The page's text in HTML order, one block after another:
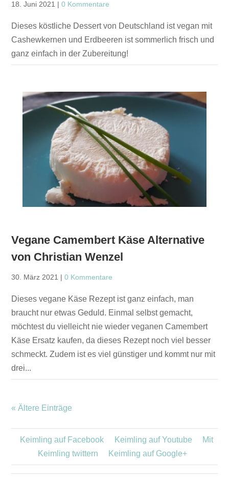
18. Juni 2021 |0 Kommentare
Dieses köstliche Dessert von Deutschland ist vegan mit
Cashewkernen und Erdbeeren ist sommerlich frisch und
ganz einfach in der Zubereitung!
Vegane Camembert Käse Alternative
von Christian Wenzel
30. März 2021 |0 Kommentare
Dieses vegane Käse Rezept ist ganz einfach, man
braucht nur etwas Geduld. Einmal selbst gemacht,
möchtest du vielleicht nie wieder veganen Camembert
Käse Ersatz kaufen, da dieses Rezept noch viel besser
schmeckt. Zudem ist es viel günstiger und kommt nur mit
drei...
« Ältere Einträge
Keimling auf Facebook Keimling auf Youtube
Mit
Keimling twittern
Keimling auf Google+